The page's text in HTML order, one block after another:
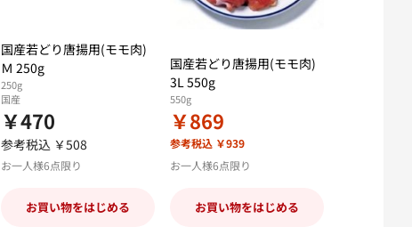
国産若どり唐揚用(モモ肉)
Ｍ 250g
250g
国産
￥470
参考税込 ￥508
お一人様6点限り
お買い物をはじめる
国産若どり唐揚用(モモ肉)
3L 550g
550g
￥869
参考税込 ￥939
お一人様6点限り
お買い物をはじめる